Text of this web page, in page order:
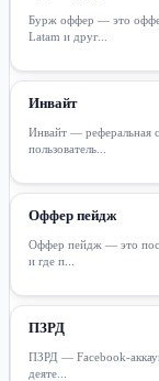
Бурж оффер — это
Latam и друг...
Инвайт
Инвайт — реферальная
пользователь...
Оффер пейдж
Оффер пейдж — это
и где п...
ПЗРД
ПЗРД — Facebook-
деяте...